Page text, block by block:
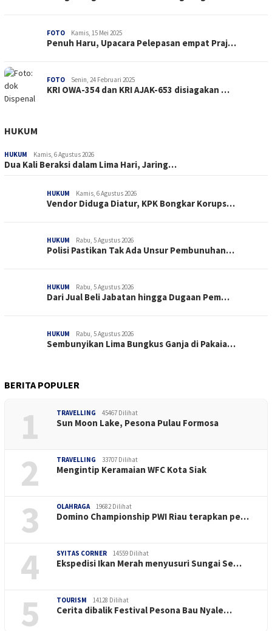
FOTO Kamis, 15 Mei 2025
Penuh Haru, Upacara Pelepasan empat Praj…
FOTO Senin, 24 Februari 2025
KRI OWA-354 dan KRI AJAK-653 disiagakan …
HUKUM
HUKUM Kamis, 6 Agustus 2026
Dua Kali Beraksi dalam Lima Hari, Jaring…
HUKUM Kamis, 6 Agustus 2026
Vendor Diduga Diatur, KPK Bongkar Korups…
HUKUM Rabu, 5 Agustus 2026
Polisi Pastikan Tak Ada Unsur Pembunuhan…
HUKUM Rabu, 5 Agustus 2026
Dari Jual Beli Jabatan hingga Dugaan Pem…
HUKUM Rabu, 5 Agustus 2026
Sembunyikan Lima Bungkus Ganja di Pakaia…
BERITA POPULER
1 TRAVELLING 45467 Dilihat
Sun Moon Lake, Pesona Pulau Formosa
2 TRAVELLING 33707 Dilihat
Mengintip Keramaian WFC Kota Siak
3 OLAHRAGA 19682 Dilihat
Domino Championship PWI Riau terapkan pe…
4 SYITAS CORNER 14559 Dilihat
Ekspedisi Ikan Merah menyusuri Sungai Se…
5 TOURISM 14128 Dilihat
Cerita dibalik Festival Pesona Bau Nyale…